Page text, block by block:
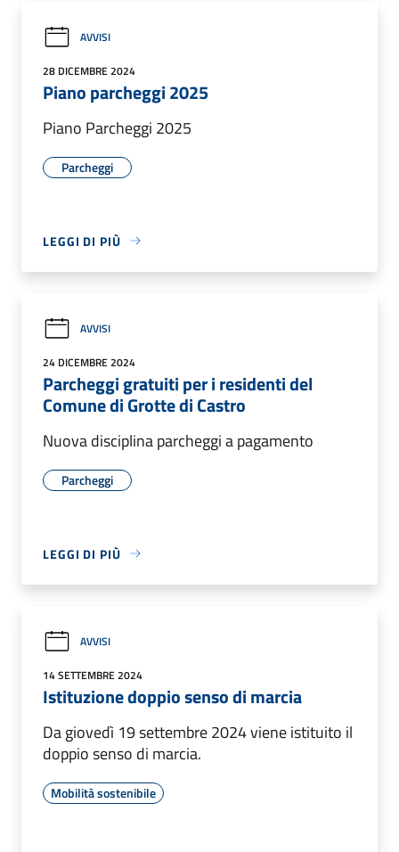
AVVISI
28 DICEMBRE 2024
Piano parcheggi 2025
Piano Parcheggi 2025
Parcheggi
LEGGI DI PIÙ
AVVISI
24 DICEMBRE 2024
Parcheggi gratuiti per i residenti del
Comune di Grotte di Castro
Nuova disciplina parcheggi a pagamento
Parcheggi
LEGGI DI PIÙ
AVVISI
14 SETTEMBRE 2024
Istituzione doppio senso di marcia
Da giovedì 19 settembre 2024 viene istituito il
doppio senso di marcia.
Mobilità sostenibile